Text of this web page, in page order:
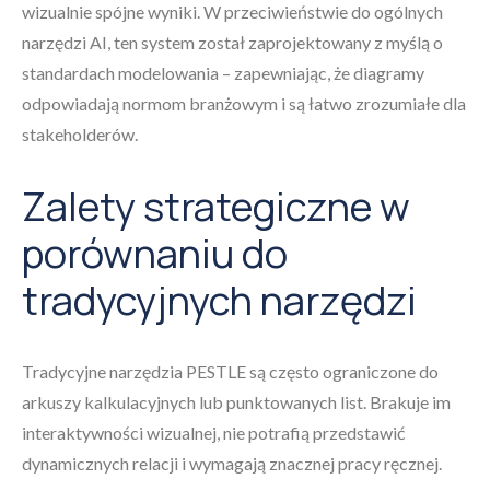
wizualnie spójne wyniki. W przeciwieństwie do ogólnych
narzędzi AI, ten system został zaprojektowany z myślą o
standardach modelowania – zapewniając, że diagramy
odpowiadają normom branżowym i są łatwo zrozumiałe dla
stakeholderów.
Zalety strategiczne w
porównaniu do
tradycyjnych narzędzi
Tradycyjne narzędzia PESTLE są często ograniczone do
arkuszy kalkulacyjnych lub punktowanych list. Brakuje im
interaktywności wizualnej, nie potrafią przedstawić
dynamicznych relacji i wymagają znacznej pracy ręcznej.